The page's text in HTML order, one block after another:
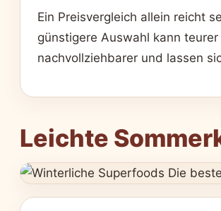
Ein Preisvergleich allein reicht
günstigere Auswahl kann
nachvollziehbarer und lassen
Leichte